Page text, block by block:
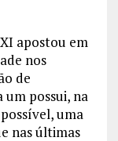
apostou em
nos
de
possui, na
uma
nas últimas